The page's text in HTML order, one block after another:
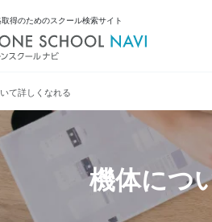
得のためのスクール検索サイト
て詳しくなれる
機体につ